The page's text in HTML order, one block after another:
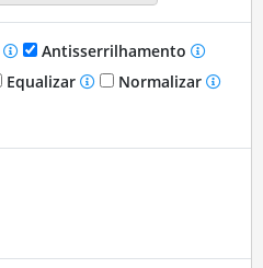
Antisserrilhamento
Equalizar
Normalizar